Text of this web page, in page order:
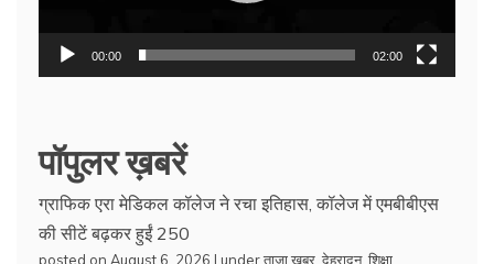
00:00 02:00
पॉपुलर ख़बरें
ग्राफिक एरा मेडिकल कॉलेज ने रचा इतिहास, कॉलेज में एमबीबीएस
की सीटें बढ़कर हुईं 250
posted on August 6, 2026 | underताजा खबर देहरादून, शिक्षा